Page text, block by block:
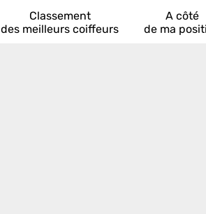
Classement
des meilleurs coiffeurs
A côté
de ma